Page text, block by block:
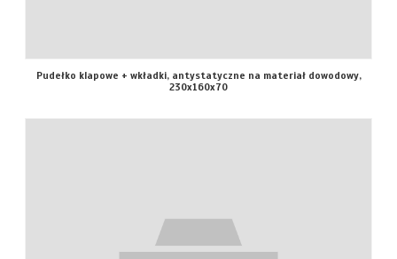
Pudełko klapowe + wkładki, antystatyczne na materiał dowodowy,
230x160x70